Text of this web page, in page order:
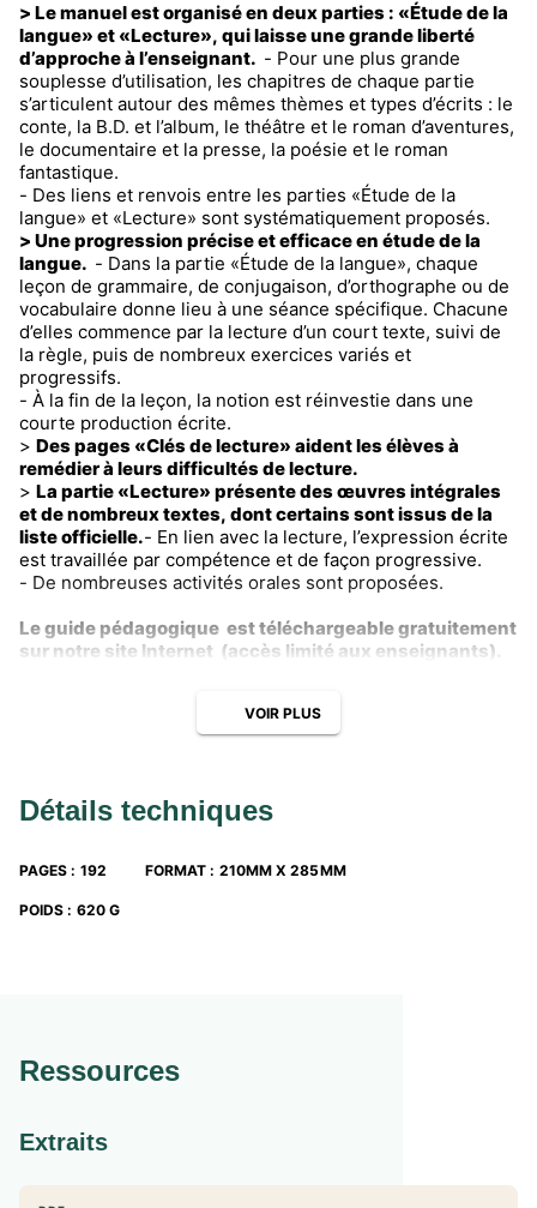
> Le manuel est organisé en deux parties : «Étude de la
langue» et «Lecture», qui laisse une grande liberté
d’approche à l’enseignant. - Pour une plus grande
souplesse d’utilisation, les chapitres de chaque partie
s’articulent autour des mêmes thèmes et types d’écrits : le
conte, la B.D. et l’album, le théâtre et le roman d’aventures,
le documentaire et la presse, la poésie et le roman
fantastique.
- Des liens et renvois entre les parties «Étude de la
langue» et «Lecture» sont systématiquement proposés.
> Une progression précise et efficace en étude de la
langue. - Dans la partie «Étude de la langue», chaque
leçon de grammaire, de conjugaison, d’orthographe ou de
vocabulaire donne lieu à une séance spécifique. Chacune
d’elles commence par la lecture d’un court texte, suivi de
la règle, puis de nombreux exercices variés et
progressifs.
- À la fin de la leçon, la notion est réinvestie dans une
courte production écrite.
> Des pages «Clés de lecture» aident les élèves à
remédier à leurs difficultés de lecture.
> La partie «Lecture» présente des œuvres intégrales
et de nombreux textes, dont certains sont issus de la
liste officielle.- En lien avec la lecture, l’expression écrite
est travaillée par compétence et de façon progressive.
- De nombreuses activités orales sont proposées.
Le guide pédagogique est téléchargeable gratuitement
sur notre site Internet (accès limité aux enseignants).
VOIR PLUS
Détails techniques
PAGES : 192 FORMAT : 210MM X 285MM
POIDS : 620 G
Ressources
Extraits